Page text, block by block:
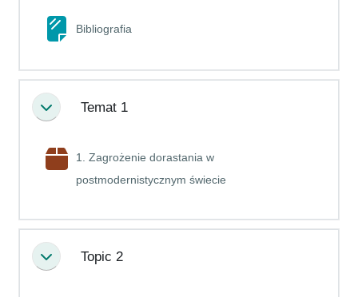
BibliografiaStrona
MinimalizujTemat 1
1. Zagrożenie dorastania w
postmodernistycznym świeciePakiet SCORM
MinimalizujTopic 2